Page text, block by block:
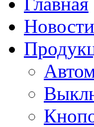
Новости